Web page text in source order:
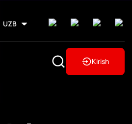
UZB
Kirish